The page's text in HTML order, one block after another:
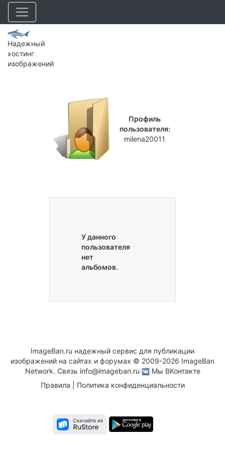
Надежный
хостинг
изображений
Профиль
пользователя:
milena20011
У данного
пользователя
нет
альбомов.
ImageBan.ru надежный сервис для публикации
изображений на сайтах и форумах © 2009-2026 ImageBan
Network. Связь info@imageban.ru
Мы ВКонтакте
Правила
Политика конфиденциальности